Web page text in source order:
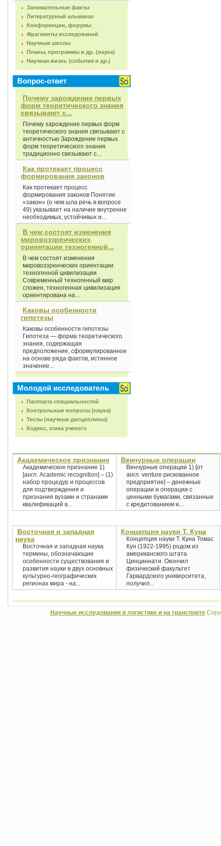
Занимательные факты
Литературный альманах
Конференции, форумы
Фрагменты исследований
Научные школы
Планы, программы и др. (наука)
Научная жизнь (события и др.)
Вопрос-ответ
Почему зарождение первых
форм теоретического знания
связывают с...
Почему зарождение первых форм
теоретического знания связывают с
античностью Зарождение первых
форм теоретического знания
традиционно связывают с...
Как протекает процесс
формирования законов
Как протекает процесс
формирования законов Понятие
«закон» (о чем шла речь в вопросе
49) указывает на наличие внутренне
необходимых, устойчивых и...
В чем состоят изменения
мировоззренческих
ориентации техногенной...
В чем состоят изменения
мировоззренческих ориентации
техногенной цивилизации
Современный техногенный мир
сложен, техногенная цивилизация
ориентирована на...
Каковы особенности
гипотезы
Каковы особенности гипотезы
Гипотеза — форма теоретического
знания, содержащая
предположение, сформулированное
на основе ряда фактов, истинное
значение...
Молодой исследователь
Паспорта специальностей
Контрольные вопросы (наука)
Тесты (научные дисциплины)
Кодекс, этика ученого
Академическое признание
Академическое признание 1)
[англ. Academic recognition] – (1)
набор процедур и процессов
для подтверждения и
признания вузами и странами
квалификаций в...
Венчурные операции
Венчурные операции 1) [от
англ. venture рискованное
предприятие] – денежные
операции и операции с
ценными бумагами, связанные
с кредитованием и...
Восточная и западная
наука
Восточная и западная наука
термины, обозначающие
особенности существования и
развития науки в двух основных
культурно-географических
регионах мира - на...
Концепция науки Т. Куна
Концепция науки Т. Куна Томас
Кун (1922-1995) родом из
американского штата
Цинциннати. Окончил
физический факультет
Гарвардского университета,
получил...
Научные исследования в логистике и на транспорте